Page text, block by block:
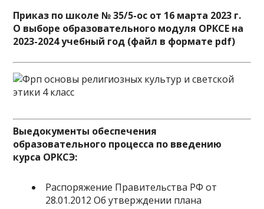
Приказ по школе № 35/5-ос от 16 марта 2023 г.
О выборе образовательного модуля ОРКСЕ на
2023-2024 учебный год (файл в формате pdf)
Выедокументы обеспечения
образовательного процесса по введению
курса ОРКСЭ:
Распоряжение Правительства РФ от
28.01.2012 Об утверждении плана